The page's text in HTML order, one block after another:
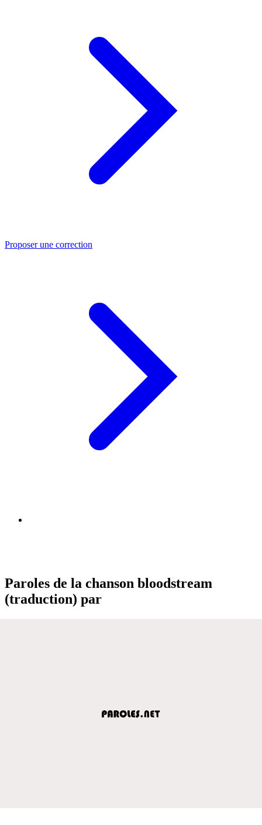
Proposer une correction
Paroles de la chanson bloodstream
(traduction) par